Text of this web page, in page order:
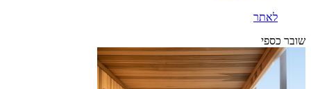
לאתר
שובר כספי